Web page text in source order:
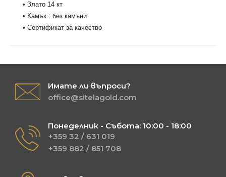
• Злато 14 кт
• Камък : без камъни
• Сертификат за качество
Имате ли въпроси?
office@sitelagold.com
Понеделник - Събота: 10:00 - 18:00
+359 32 / 631 019
+359 882 / 851 708